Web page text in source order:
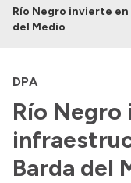
Institucional
Estructura
Autoridades
Normativa
Delegaciones
Río Negro invierte
del Medio
DPA
Río
Barda del